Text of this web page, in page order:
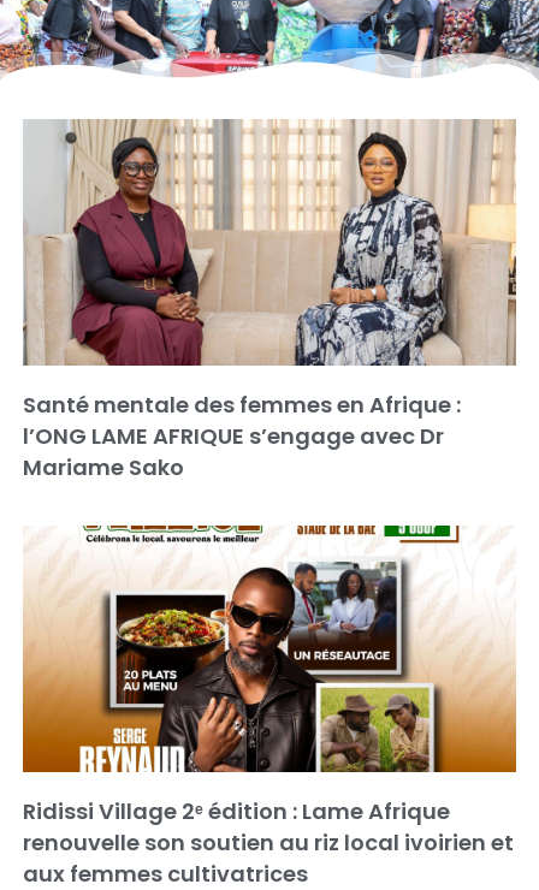
Santé mentale des femmes en Afrique :
l’ONG LAME AFRIQUE s’engage avec Dr
Mariame Sako
Ridissi Village 2ᵉ édition : Lame Afrique
renouvelle son soutien au riz local ivoirien et
aux femmes cultivatrices